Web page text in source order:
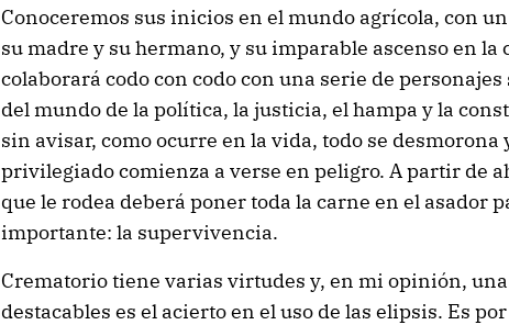
Conoceremos sus inicios en el mundo agrícola, con
su madre y su hermano, y su imparable ascenso en
colaborará codo con codo con una serie de
del mundo de la política, la justicia, el hampa y la
sin avisar, como ocurre en la vida, todo se desmorona
privilegiado comienza a verse en peligro. A partir de
que le rodea deberá poner toda la carne en el asador
importante: la supervivencia.
Crematorio tiene varias virtudes y, en mi opinión, una
destacables es el acierto en el uso de las elipsis. Es